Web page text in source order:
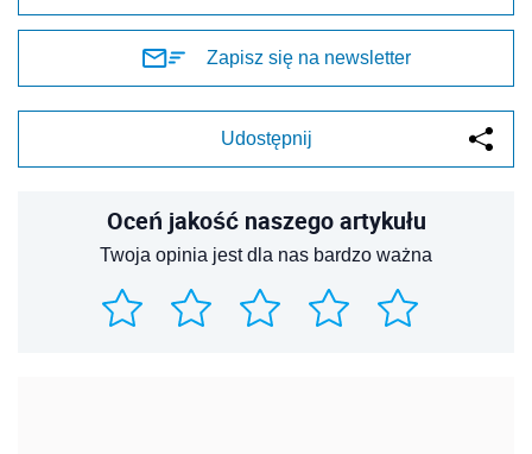
Zapisz się na newsletter
Udostępnij
Oceń jakość naszego artykułu
Twoja opinia jest dla nas bardzo ważna